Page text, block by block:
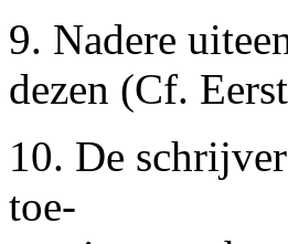
9. Nadere
dezen (Cf.
10. De
toe-